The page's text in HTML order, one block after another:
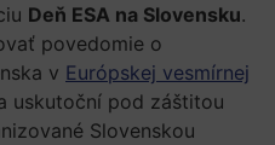
Deň ESA na Slovensku.
povedomie o
v Európskej vesmírnej
uskutoční pod záštitou
Slovenskou